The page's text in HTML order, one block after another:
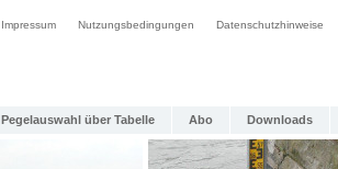
Impressum Nutzungsbedingungen Datenschutzhinweise
Pegelauswahl über Tabelle Abo Downloads